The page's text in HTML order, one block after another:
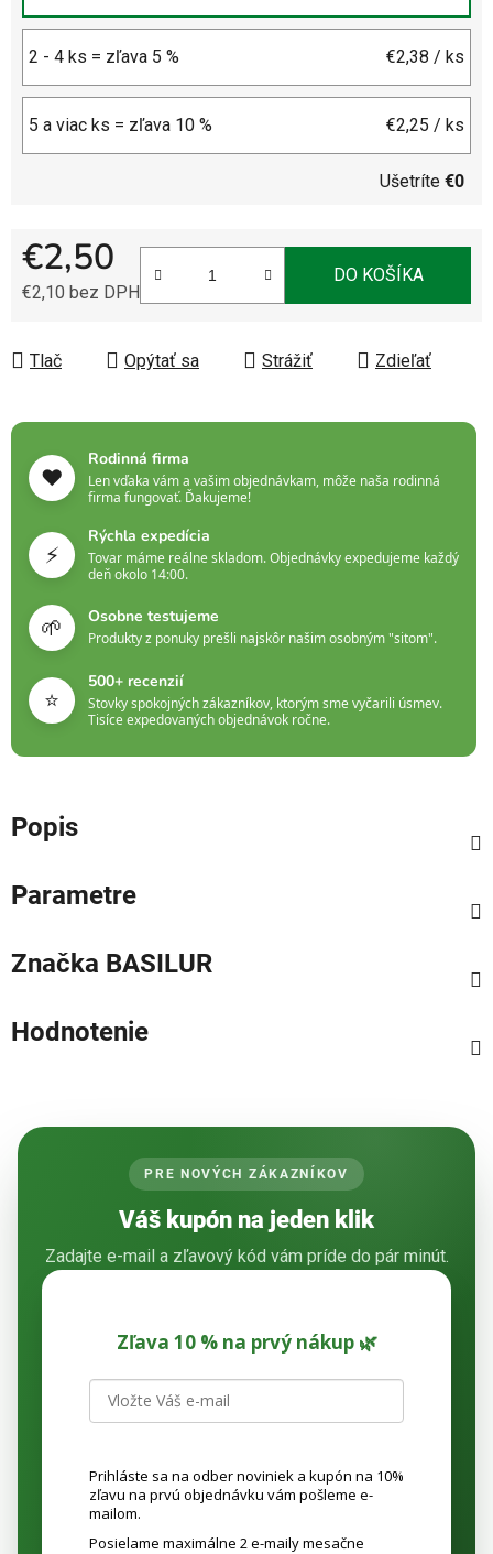
2 - 4 ks = zľava 5 % €2,38 / ks
5 a viac ks = zľava 10 % €2,25 / ks
Ušetríte €0
€2,50
€2,10 bez DPH
DO KOŠÍKA
Tlač Opýtať sa Strážiť Zdieľať
❤️
Rodinná firma
Len vďaka vám a vašim objednávkam, môže naša rodinná
firma fungovať. Ďakujeme!
⚡
Rýchla expedícia
Tovar máme reálne skladom. Objednávky expedujeme každý
deň okolo 14:00.
🌱 Osobne testujeme
Produkty z ponuky prešli najskôr našim osobným "sitom".
⭐
500+ recenzií
Stovky spokojných zákazníkov, ktorým sme vyčarili úsmev.
Tisíce expedovaných objednávok ročne.
Popis
Parametre
Značka BASILUR
Hodnotenie
PRE NOVÝCH ZÁKAZNÍKOV
Váš kupón na jeden klik
Zadajte e-mail a zľavový kód vám príde do pár minút.
Zľava 10 % na prvý nákup 🌿
Prihláste sa na odber noviniek a kupón na 10%
zľavu na prvú objednávku vám pošleme e-
mailom.
Posielame maximálne 2 e-maily mesačne